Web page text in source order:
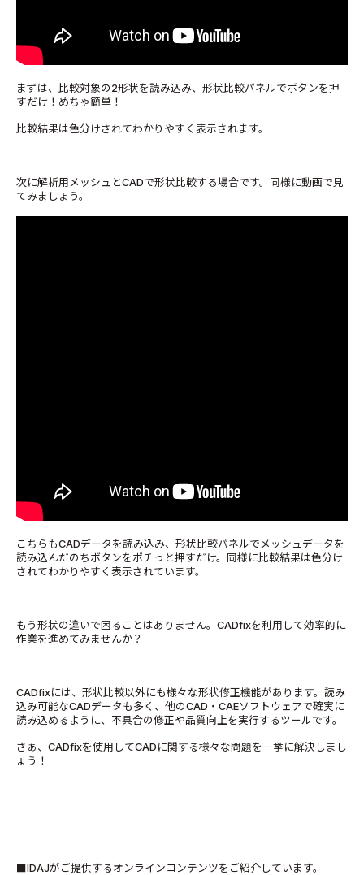
まずは、比較対象の2形状を読み込み、形状比較パネルでボタンを押
すだけ！めちゃ簡単！
比較結果は色分けされてわかりやすく表示されます。
次に解析用メッシュとCADで形状比較する場合です。同様に動画で見
てみましょう。
こちらもCADデータを読み込み、形状比較パネルでメッシュデータを
読み込んだのちボタンをポチっと押すだけ。同様に比較結果は色分け
されてわかりやすく表示されています。
もう形状の違いで困ることはありません。CADfixを利用して効率的に
作業を進めてみませんか？
CADfixには、形状比較以外にも様々な形状修正機能があります。読み
込み可能なCADデータも多く、他のCAD・CAEソフトウェアで確実に
読み込めるように、不具合の修正や品質向上を実行するツールです。
さぁ、CADfixを使用してCADに関する様々な問題を一挙に解決しまし
ょう！
■IDAJがご提供するオンラインコンテンツをご紹介しています。